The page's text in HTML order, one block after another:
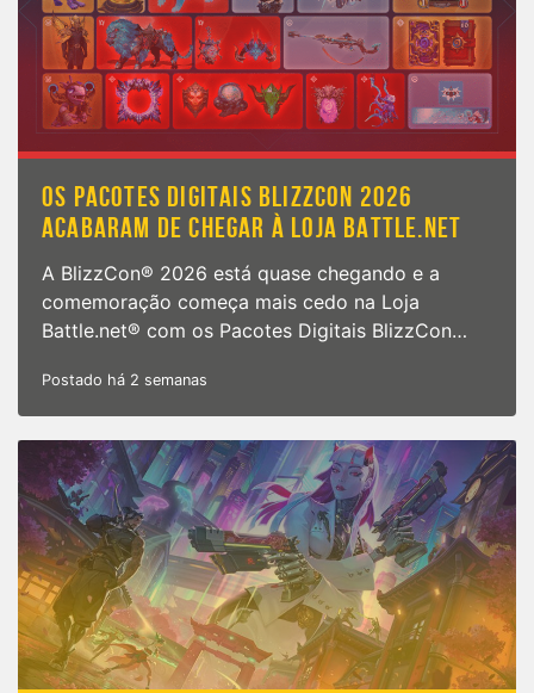
OS PACOTES DIGITAIS BLIZZCON 2026
ACABARAM DE CHEGAR À LOJA BATTLE.NET
A BlizzCon® 2026 está quase chegando e a
comemoração começa mais cedo na Loja
Battle.net® com os Pacotes Digitais BlizzCon…
Postado há 2 semanas